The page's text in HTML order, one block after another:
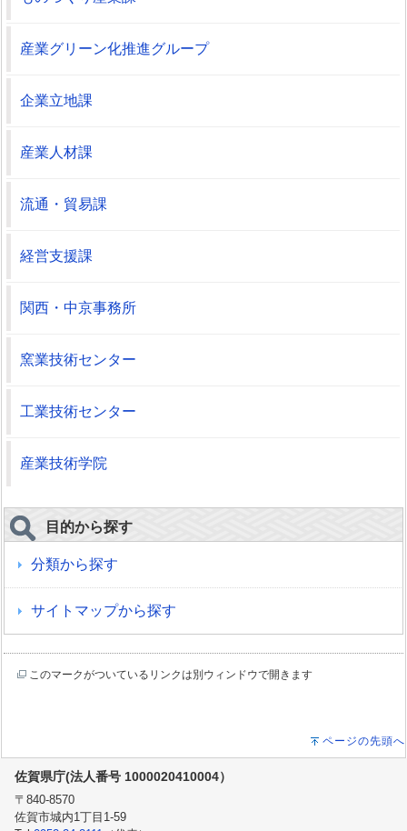
産業グリーン化推進グループ
企業立地課
産業人材課
流通・貿易課
経営支援課
関西・中京事務所
窯業技術センター
工業技術センター
産業技術学院
目的から探す
分類から探す
サイトマップから探す
このマークがついているリンクは別ウィンドウで開きます
ページの先頭へ
佐賀県庁(法人番号 1000020410004）
〒840-8570
佐賀市城内1丁目1-59